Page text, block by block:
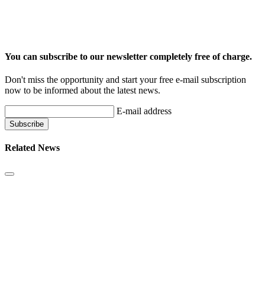
You can subscribe to our newsletter completely free of charge.
Don't miss the opportunity and start your free e-mail subscription
now to be informed about the latest news.
E-mail address
Related News